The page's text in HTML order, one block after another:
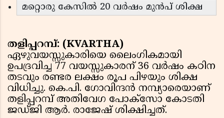
മറ്റൊരു കേസിൽ 20 വർഷം മുൻപ് ശിക്ഷ
തളിപ്പറമ്പ്: (KVARTHA)
ഏഴുവയസ്സുകാരിയെ ലൈംഗികമായി
ഉപദ്രവിച്ച 77 വയസ്സുകാരന് 36 വർഷം കഠിന
തടവും രണ്ടര ലക്ഷം രൂപ പിഴയും ശിക്ഷ
വിധിച്ചു. കെ.പി. ഗോവിന്ദൻ നമ്പ്യാരെയാണ്
തളിപ്പറമ്പ് അതിവേഗ പോക്സോ കോടതി
ജഡ്ജി ആർ. രാജേഷ് ശിക്ഷിച്ചത്.